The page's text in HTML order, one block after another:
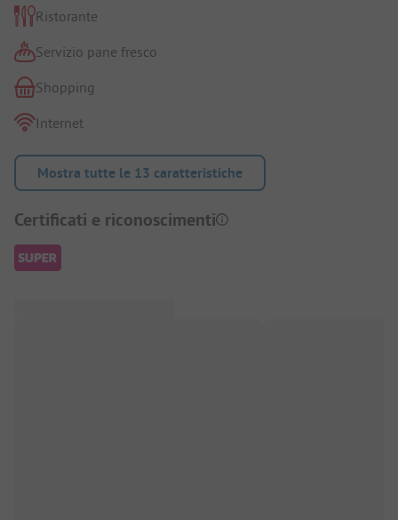
Ristorante
Servizio pane fresco
Shopping
Internet
Mostra tutte le 13 caratteristiche
Certificati e riconoscimenti